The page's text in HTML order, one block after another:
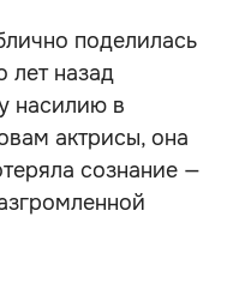
поделилась
лет назад
насилию в
актрисы, она
сознание —